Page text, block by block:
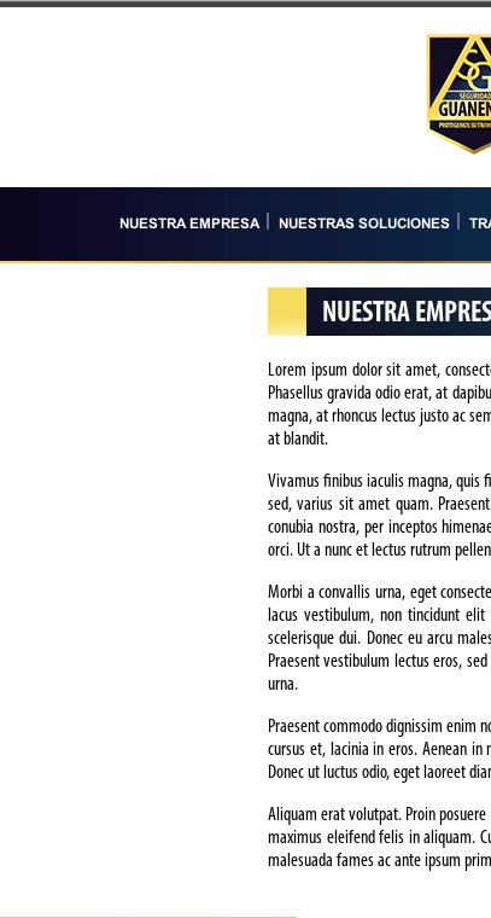
NUESTRA EMPRESA NUESTRAS SOLUCIONES
NUESTRA
Lorem ipsum dolor sit amet,
Phasellus gravida odio erat, at
magna, at rhoncus lectus justo ac
at blandit.
Vivamus finibus iaculis magna, quis
sed, varius sit amet quam.
conubia nostra, per inceptos
orci. Ut a nunc et lectus rutrum
Morbi a convallis urna, eget
lacus vestibulum, non tincidunt
scelerisque dui. Donec eu arcu
Praesent vestibulum lectus eros,
urna.
Praesent commodo dignissim enim
cursus et, lacinia in eros. Aenean
Donec ut luctus odio, eget laoreet
Aliquam erat volutpat. Proin
maximus eleifend felis in aliquam.
malesuada fames ac ante ipsum